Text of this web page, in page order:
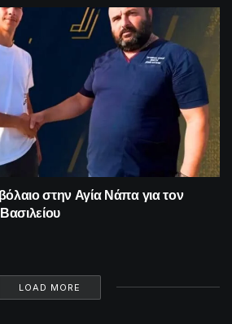
στην Αγία Νάπα για τον
LOAD MORE